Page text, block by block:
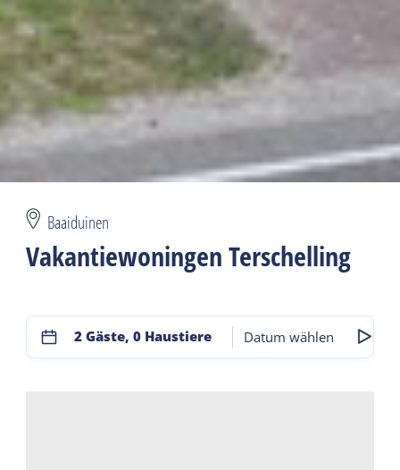
Baaiduinen
Vakantiewoningen Terschelling
2 Gäste, 0 Haustiere Datum wählen